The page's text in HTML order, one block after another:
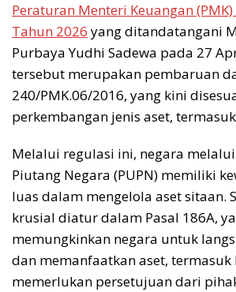
Peraturan Menteri Keuangan
Tahun 2026 yang ditandatangani
Purbaya Yudhi Sadewa pada 27
tersebut merupakan pembaruan
240/PMK.06/2016, yang kini
perkembangan jenis aset,
Melalui regulasi ini, negara
Piutang Negara (PUPN) memiliki
luas dalam mengelola aset sitaan.
krusial diatur dalam Pasal 186A,
memungkinkan negara untuk
dan memanfaatkan aset,
memerlukan persetujuan dari